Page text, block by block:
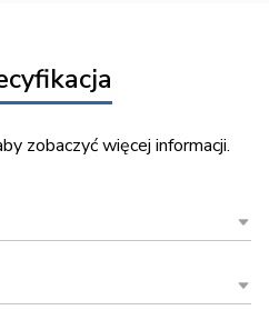
zobaczyć więcej informacji.